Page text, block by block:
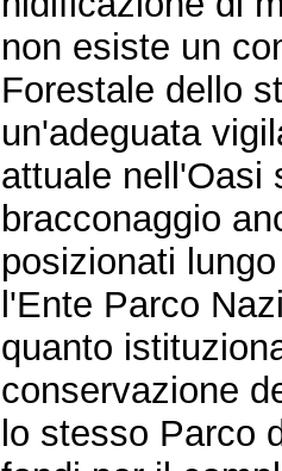
non esiste un
Forestale dello
un'adeguata
attuale nell'Oasi
bracconaggio
posizionati
l'Ente Parco
quanto
conservazione
lo stesso Parco